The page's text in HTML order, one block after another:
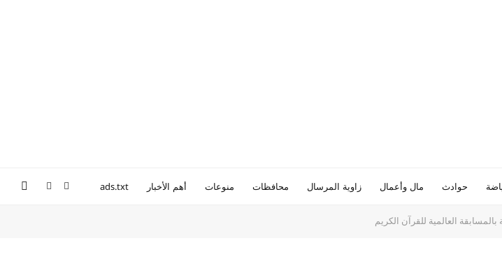
حوادث مال وأعمال زاوية المرسال محافظات منوعات أهم الأخبار ads.txt فيسبوكواتساب
بالمسابقة العالمية للقرآن الكريم